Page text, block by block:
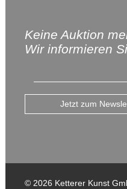
Keine Auktion
Wir informieren
Jetzt zum
© 2026 Ketterer Kunst